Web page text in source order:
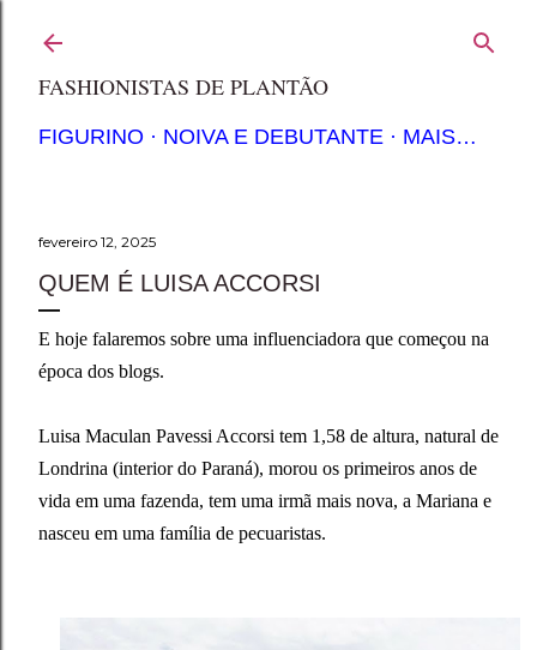
FASHIONISTAS DE PLANTÃO
FIGURINO NOIVA E DEBUTANTE MAIS…
fevereiro 12, 2025
QUEM É LUISA ACCORSI
E hoje falaremos sobre uma influenciadora que começou na
época dos blogs.
Luisa Maculan Pavessi Accorsi tem 1,58 de altura, natural de
Londrina (interior do Paraná), morou os primeiros anos de
vida em uma fazenda, tem uma irmã mais nova, a Mariana e
nasceu em uma família de pecuaristas.